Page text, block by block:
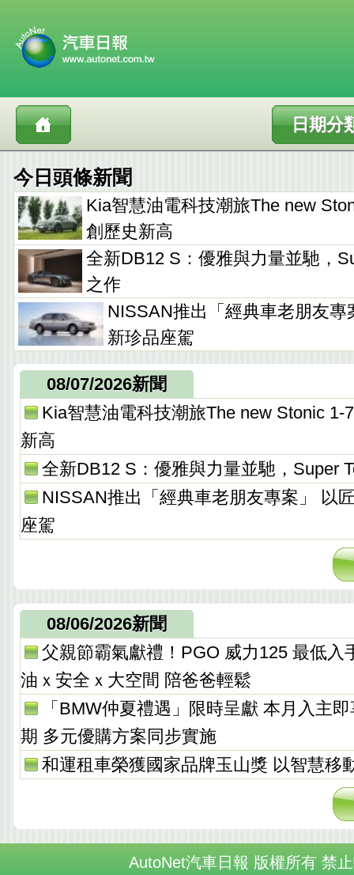
日期分
今日頭條新聞
Kia智慧油電科技潮旅The new
創歷史新高
全新DB12 S：優雅與力量並馳，
之作
NISSAN推出「經典車老朋友專
新珍品座駕
08/07/2026新聞
Kia智慧油電科技潮旅The new Stonic 1-
新高
全新DB12 S：優雅與力量並馳，Super
NISSAN推出「經典車老朋友專案」 以
座駕
08/06/2026新聞
父親節霸氣獻禮！PGO 威力125 最低入
油ｘ安全ｘ大空間 陪爸爸輕鬆
「BMW仲夏禮遇」限時呈獻 本月入主
期 多元優購方案同步實施
和運租車榮獲國家品牌玉山獎 以智慧移
AutoNet汽車日報 版權所有 禁